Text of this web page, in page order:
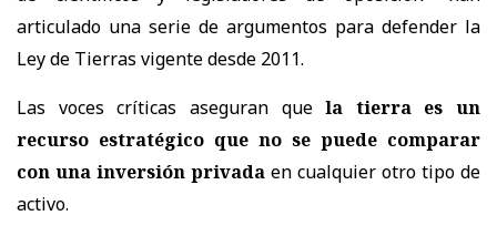
articulado una serie de argumentos para defender la
Ley de Tierras vigente desde 2011.
Las voces críticas aseguran quela tierra es un
recurso estratégico que no se puede comparar
con una inversión privada en cualquier otro tipo de
activo.